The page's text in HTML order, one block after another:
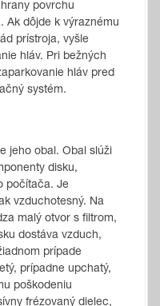
povrchu
Ak dôjde k výraznému
prístroja, vyšle
hláv. Pri bežných
hláv pred
systém.
jeho obal. Obal slúži
disku,
počítača. Je
vzduchotesný. Na
malý otvor s filtrom,
dostáva vzduch,
prípade
prípadne upchatý,
poškodeniu
frézovaný dielec,